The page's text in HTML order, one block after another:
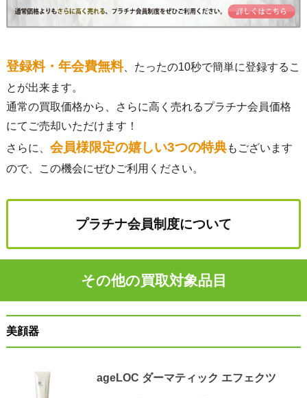
登録料・年会費無料、たったの10秒で簡単に登録するこ
とが出来ます。
通常の買取価格から、さらに高く売れるプラチナ会員価格
にてご売却いただけます！
さらに、 会員様限定の嬉しい3つの特典もございます
ので、この機会にぜひご利用ください。
プラチナ会員制度について
その他の買取対象品目
美顔器
ageLOC ダーマティック エフェクツ